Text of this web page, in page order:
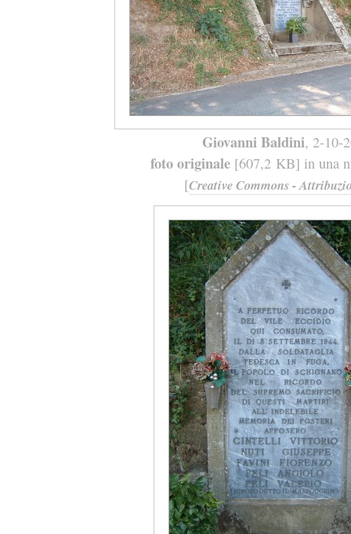
Giovanni Baldini, 2-10-
foto originale [607,2 KB] in una
[Creative Commons -